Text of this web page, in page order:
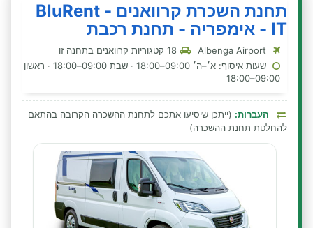
תחנת השכרת קרוואנים - BluRent
IT - אימפריה - תחנת רכבת
שעות איסוף: א׳–ה׳ 09:00–18:00 · שבת 09:00–18:00 · ראשון
09:00–18:00
העברות: (ייתכן שיסיעו אתכם לתחנת ההשכרה הקרובה בהתאם
להחלטת תחנת ההשכרה)